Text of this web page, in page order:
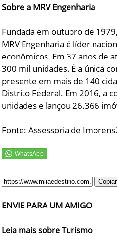
Sobre a MRV Engenharia
Fundada em outubro de
MRV Engenharia é líder
econômicos. Em 37 anos de
300 mil unidades. É a única
presente em mais de 140
Distrito Federal. Em 2016, a
unidades e lançou 26.366
Fonte: Assessoria de
ENVIE PARA UM AMIGO
Leia mais sobre Turismo